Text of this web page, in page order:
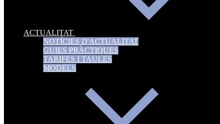
ACTUALITAT
NOTÍCIES D'ACTUALITAT
GUIES PRÀCTIQUES
TARIFES I TAULES
MODELS